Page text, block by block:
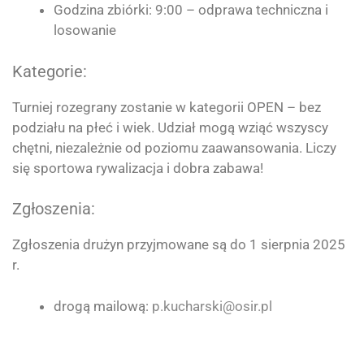
Godzina zbiórki: 9:00 – odprawa techniczna i
losowanie
Kategorie:
Turniej rozegrany zostanie w kategorii OPEN – bez
podziału na płeć i wiek. Udział mogą wziąć wszyscy
chętni, niezależnie od poziomu zaawansowania. Liczy
się sportowa rywalizacja i dobra zabawa!
Zgłoszenia:
Zgłoszenia drużyn przyjmowane są do 1 sierpnia 2025
r.
drogą mailową: p.kucharski@osir.pl